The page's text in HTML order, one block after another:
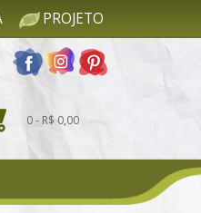
PROJETO
0 - R$ 0,00